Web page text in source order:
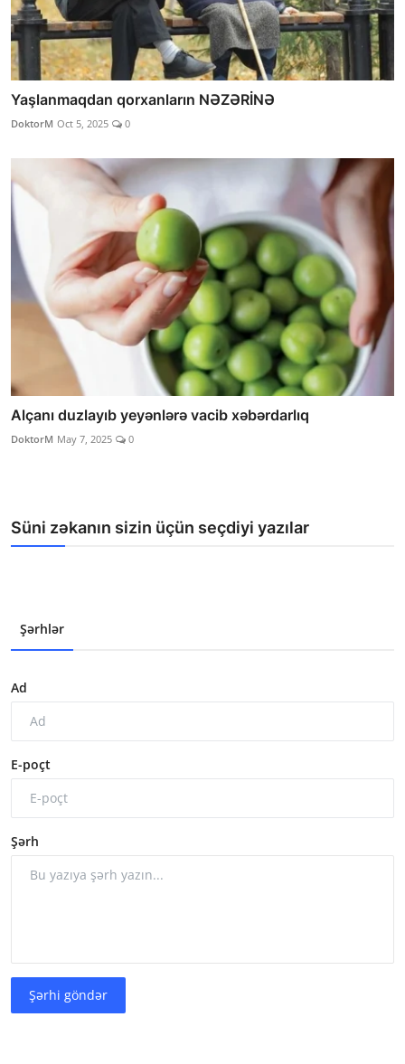
Yaşlanmaqdan qorxanların NƏZƏRİNƏ
DoktorM Oct 5, 2025 0
Alçanı duzlayıb yeyənlərə vacib xəbərdarlıq
DoktorM May 7, 2025 0
Süni zəkanın sizin üçün seçdiyi yazılar
Şərhlər
Ad
E-poçt
Şərh
Şərhi göndər